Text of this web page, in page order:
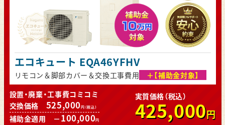
エコキュート EQA46YFHV
リモコン＆脚部カバー＆交換工事費用 ＋【補助金対象】
設置・廃棄・工事費コミコミ
交換価格 525,000円（税込）
補助金適用 － 100,000円
実質価格（税込）
425,000円